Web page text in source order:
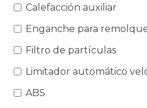
Calefacción auxiliar
Enganche para
Filtro de partículas
Limitador automático
ABS